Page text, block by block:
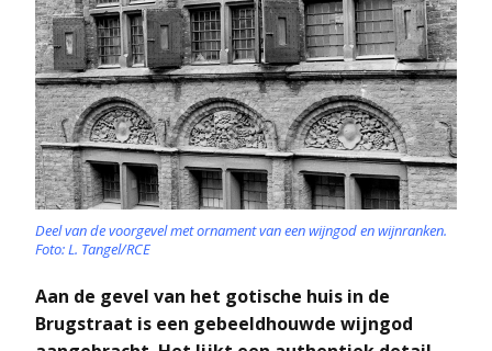
Deel van de voorgevel met ornament van een wijngod en wijnranken.
Foto: L. Tangel/RCE
Aan de gevel van het gotische huis in de
Brugstraat is een gebeeldhouwde wijngod